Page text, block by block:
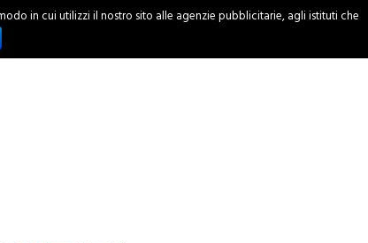
in cui utilizzi il nostro sito alle agenzie pubblicitarie, agli istituti che